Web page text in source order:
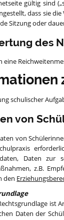
gültig sind
dass sie
Sitzung oder
des
eine
schulischer
von
von
Daten zur
z.B.
den
ist
Daten der